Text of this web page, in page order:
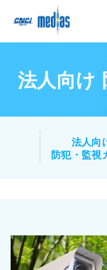
法人向け
法人向
防犯・監視